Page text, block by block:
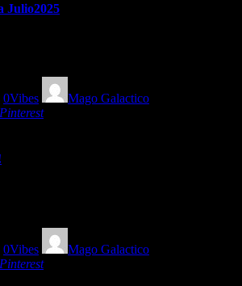
Julio2025
0Vibes
Mago Galactico
Pinterest
0Vibes
Mago Galactico
Pinterest